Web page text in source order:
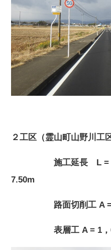
２工区（霊山町山野川工
施工延長 L =
7.50m
路面切削工 A = 1
表層工 A = 1，